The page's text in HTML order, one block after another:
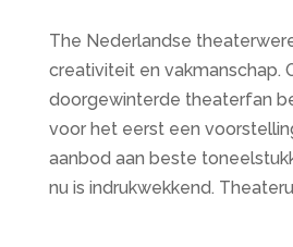
The Nederlandse
creativiteit en vakmanschap.
doorgewinterde theaterfan
voor het eerst een
aanbod aan beste
nu is indrukwekkend.